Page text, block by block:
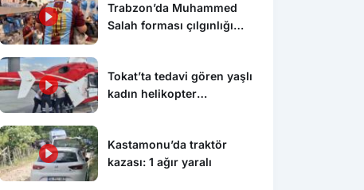
Trabzon’da Muhammed
Salah forması çılgınlığı
Tokat’ta tedavi gören yaşlı
kadın helikopter
Kastamonu’da traktör
kazası: 1 ağır yaralı